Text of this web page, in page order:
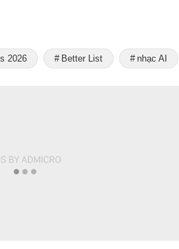
2026 Better List nhạc AI